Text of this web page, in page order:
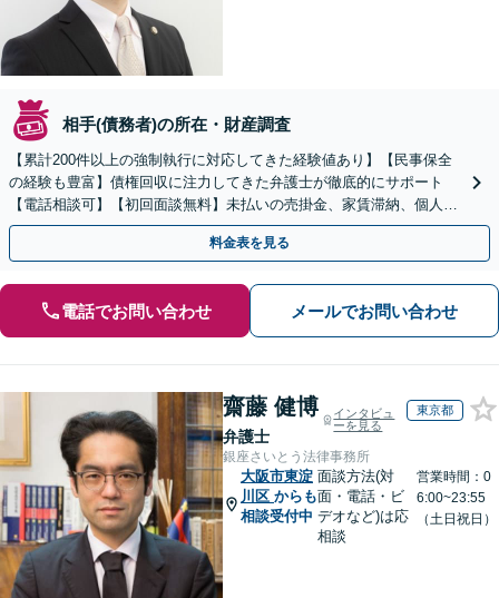
相手(債務者)の所在・財産調査
【累計200件以上の強制執行に対応してきた経験値あり】【民事保全
の経験も豊富】債権回収に注力してきた弁護士が徹底的にサポート
【電話相談可】【初回面談無料】未払いの売掛金、家賃滞納、個人間
のお金の貸し借りなど【関西エリア対応】
料金表を見る
電話でお問い合わせ メールでお問い合わせ
齋藤 健博
弁護士
インタビュ
ーを見る
東京都
銀座さいとう法律事務所
大阪市東淀
川区 からも
相談受付中
面談方法(対
面・電話・ビ
デオなど)は応
相談
営業時間：0
6:00~23:55
（土日祝日）